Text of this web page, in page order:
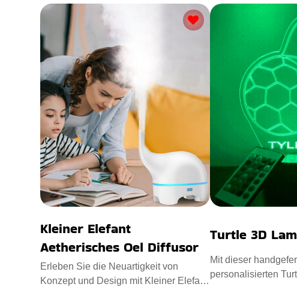
Kleiner Elefant
Aetherisches Oel Diffusor
Erleben Sie die Neuartigkeit von
Konzept und Design mit Kleiner Elefant
Turtle 3D
Mit dieser
personalisierten